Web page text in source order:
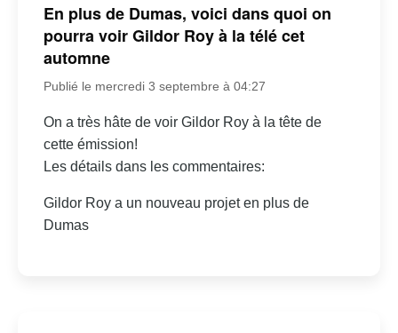
En plus de Dumas, voici dans quoi on
pourra voir Gildor Roy à la télé cet
automne
Publié le mercredi 3 septembre à 04:27
On a très hâte de voir Gildor Roy à la tête de
cette émission!
Les détails dans les commentaires:
Gildor Roy a un nouveau projet en plus de
Dumas